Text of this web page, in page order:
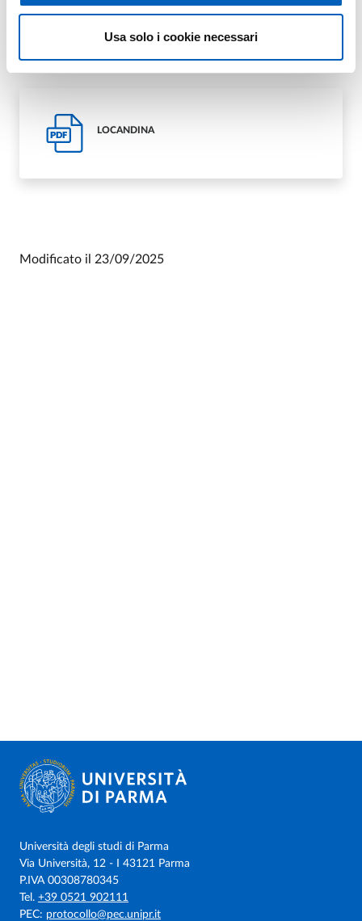
Usa solo i cookie necessari
Per maggiori informazioni
PDF
LOCANDINA
Modificato il 23/09/2025
Università degli studi di Parma
Via Università, 12 - I 43121 Parma
P.IVA 00308780345
Tel. +39 0521 902111
PEC: protocollo@pec.unipr.it